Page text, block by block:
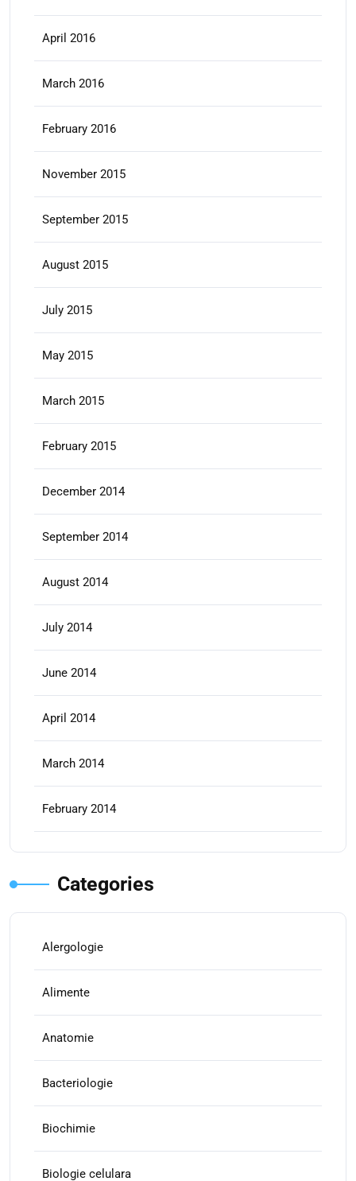
April 2016
March 2016
February 2016
November 2015
September 2015
August 2015
July 2015
May 2015
March 2015
February 2015
December 2014
September 2014
August 2014
July 2014
June 2014
April 2014
March 2014
February 2014
Categories
Alergologie
Alimente
Anatomie
Bacteriologie
Biochimie
Biologie celulara